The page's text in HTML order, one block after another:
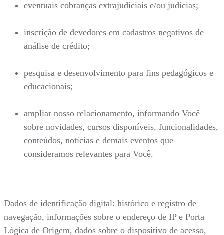
eventuais cobranças extrajudiciais e/ou judicias;
inscrição de devedores em cadastros negativos de
análise de crédito;
pesquisa e desenvolvimento para fins pedagógicos e
educacionais;
ampliar nosso relacionamento, informando Você
sobre novidades, cursos disponíveis, funcionalidades,
conteúdos, notícias e demais eventos que
consideramos relevantes para Você.
Dados de identificação digital: histórico e registro de
navegação, informações sobre o endereço de IP e Porta
Lógica de Origem, dados sobre o dispositivo de acesso,